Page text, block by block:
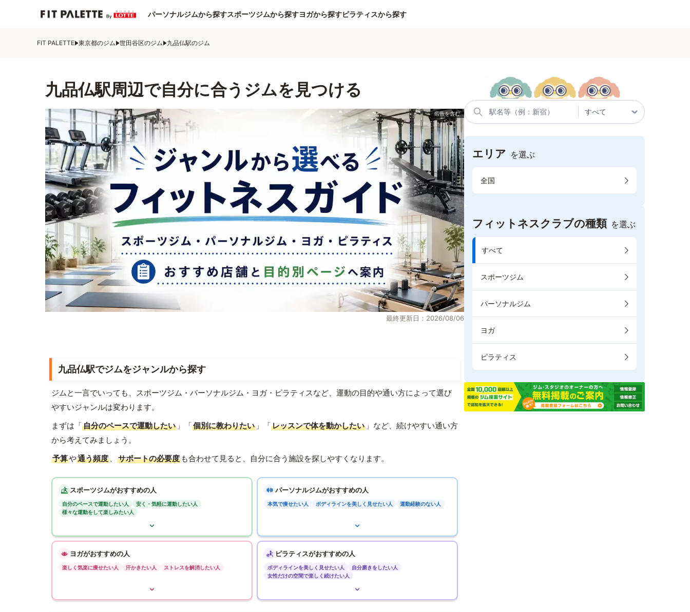
パーソナルジムから探すスポーツジムから探すヨガから探すピラティスから探す
FIT PALETTE 東京都のジム 世田谷区のジム 九品仏駅のジム
九品仏駅周辺で自分に合うジムを見つける
最終更新日：2026/08/06
九品仏駅でジムをジャンルから探す
ジムと一言でいっても、スポーツジム・パーソナルジム・ヨガ・ピラティスなど、運動の目的や通い方によって選び
やすいジャンルは変わります。
まずは「自分のペースで運動したい 」「個別に教わりたい 」「レッスンで体を動かしたい 」など、続けやすい通い方
から考えてみましょう。
予算や通う頻度 、 サポートの必要度 も合わせて見ると、自分に合う施設を探しやすくなります。
スポーツジムがおすすめの人
自分のペースで運動したい人
安く・気軽に運動したい人
様々な運動をして楽しみたい人
パーソナルジムがおすすめの人
本気で痩せたい人 ボディラインを美しく見せたい人 運動経験のない人
ヨガがおすすめの人
楽しく気楽に痩せたい人 汗かきたい人 ストレスを解消したい人
ピラティスがおすすめの人
ボディラインを美しく見せたい人
自分磨きをしたい人
女性だけの空間で楽しく続けたい人
エリア を選ぶ
全国
フィットネスクラブの種類 を選ぶ
すべて
スポーツジム
パーソナルジム
ヨガ
ピラティス